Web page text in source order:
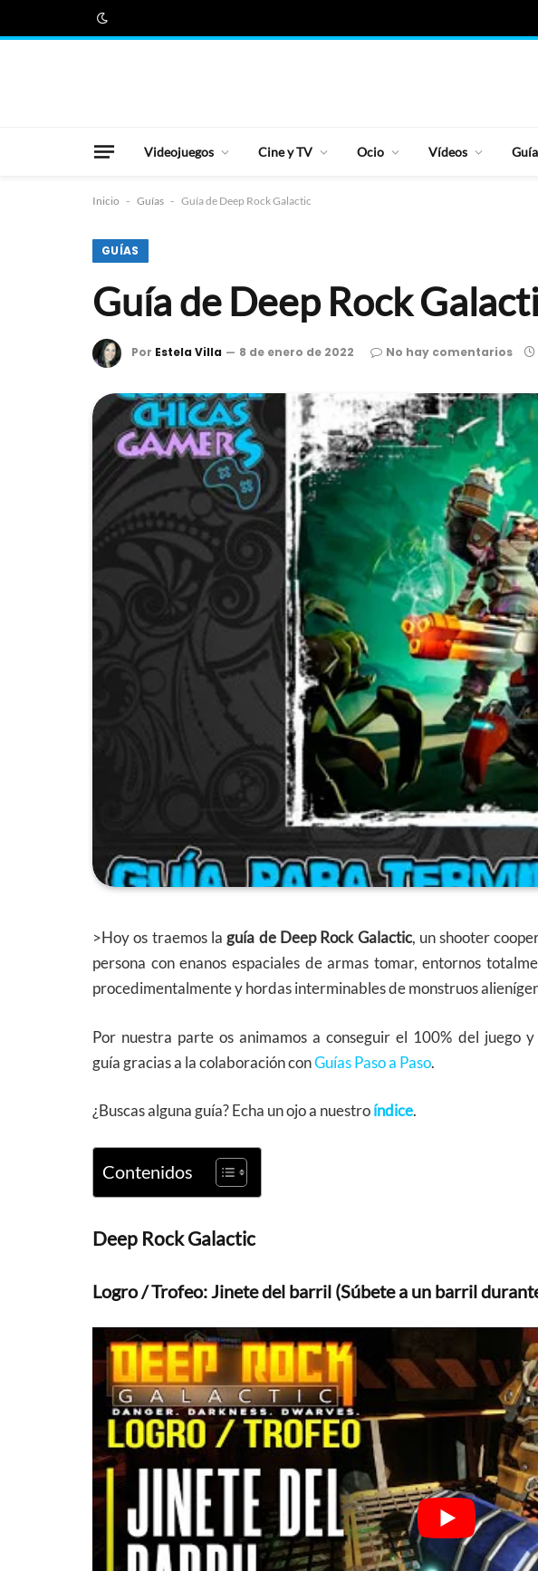
Videojuegos Cine y TV Ocio Vídeos
Inicio - Guías - Guía de Deep Rock Galactic
GUÍAS
Guía de Deep Rock
Por Estela Villa 8 de enero de 2022 No hay comentarios
>Hoy os traemos laguía de Deep Rock Galactic, un shooter
persona con enanos espaciales de armas tomar, entornos
procedimentalmente y hordas interminables de monstruos
Por nuestra parte os animamos a conseguir el 100% del juego
guía gracias a la colaboración conGuías Paso a Paso.
¿Buscas alguna guía? Echa un ojo a nuestro índice.
Contenidos
Deep Rock Galactic
Logro / Trofeo: Jinete del barril (Súbete a un barril